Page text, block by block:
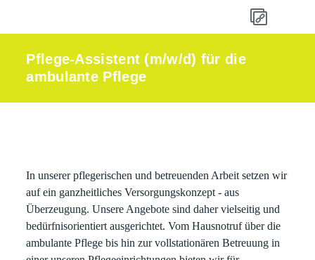
Pflege-Assistent (m/w/d) für die
ambulante Pflege
In unserer pflegerischen und betreuenden Arbeit setzen wir
auf ein ganzheitliches Versorgungskonzept - aus
Überzeugung. Unsere Angebote sind daher vielseitig und
bedürfnisorientiert ausgerichtet. Vom Hausnotruf über die
ambulante Pflege bis hin zur vollstationären Betreuung in